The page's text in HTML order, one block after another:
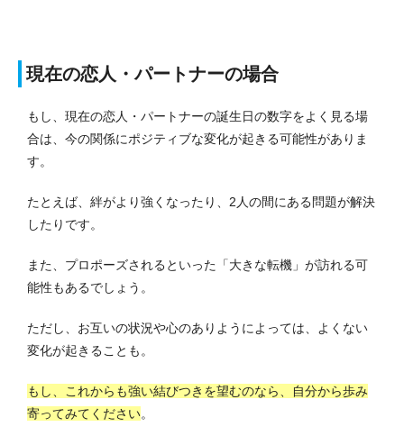
現在の恋人・パートナーの場合
もし、現在の恋人・パートナーの誕生日の数字をよく見る場
合は、今の関係にポジティブな変化が起きる可能性がありま
す。
たとえば、絆がより強くなったり、2人の間にある問題が解決
したりです。
また、プロポーズされるといった「大きな転機」が訪れる可
能性もあるでしょう。
ただし、お互いの状況や心のありようによっては、よくない
変化が起きることも。
もし、これからも強い結びつきを望むのなら、自分から歩み
寄ってみてください。